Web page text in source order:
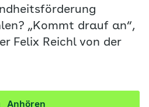
„Kommt drauf an“,
Felix Reichl von der
Anhören